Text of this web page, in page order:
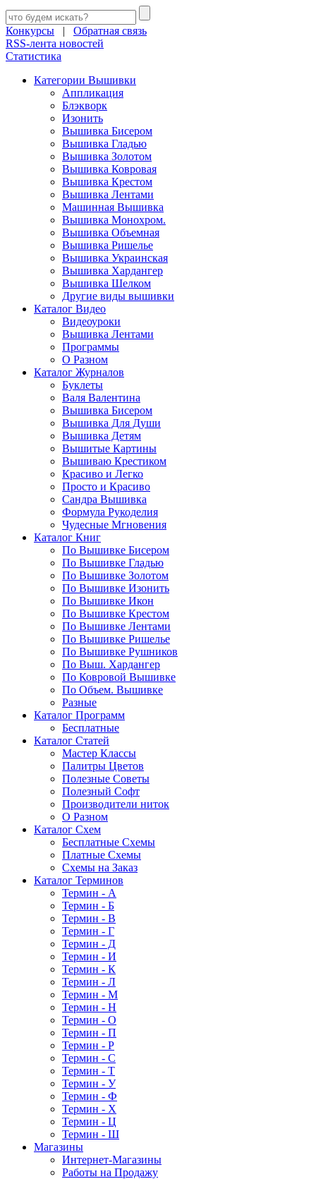
Конкурсы | Обратная связь
RSS-лента новостей
Статистика
Категории Вышивки
Аппликация
Блэкворк
Изонить
Вышивка Бисером
Вышивка Гладью
Вышивка Золотом
Вышивка Ковровая
Вышивка Крестом
Вышивка Лентами
Машинная Вышивка
Вышивка Монохром.
Вышивка Объемная
Вышивка Ришелье
Вышивка Украинская
Вышивка Хардангер
Вышивка Шелком
Другие виды вышивки
Каталог Видео
Видеоуроки
Вышивка Лентами
Программы
О Разном
Каталог Журналов
Буклеты
Валя Валентина
Вышивка Бисером
Вышивка Для Души
Вышивка Детям
Вышитые Картины
Вышиваю Крестиком
Красиво и Легко
Просто и Красиво
Сандра Вышивка
Формула Рукоделия
Чудесные Мгновения
Каталог Книг
По Вышивке Бисером
По Вышивке Гладью
По Вышивке Золотом
По Вышивке Изонить
По Вышивке Икон
По Вышивке Крестом
По Вышивке Лентами
По Вышивке Ришелье
По Вышивке Рушников
По Выш. Хардангер
По Ковровой Вышивке
По Объем. Вышивке
Разные
Каталог Программ
Бесплатные
Каталог Статей
Мастер Классы
Палитры Цветов
Полезные Советы
Полезный Софт
Производители ниток
О Разном
Каталог Схем
Бесплатные Схемы
Платные Схемы
Схемы на Заказ
Каталог Терминов
Термин - А
Термин - Б
Термин - В
Термин - Г
Термин - Д
Термин - И
Термин - К
Термин - Л
Термин - М
Термин - Н
Термин - О
Термин - П
Термин - Р
Термин - С
Термин - Т
Термин - У
Термин - Ф
Термин - Х
Термин - Ц
Термин - Ш
Магазины
Интернет-Магазины
Работы на Продажу